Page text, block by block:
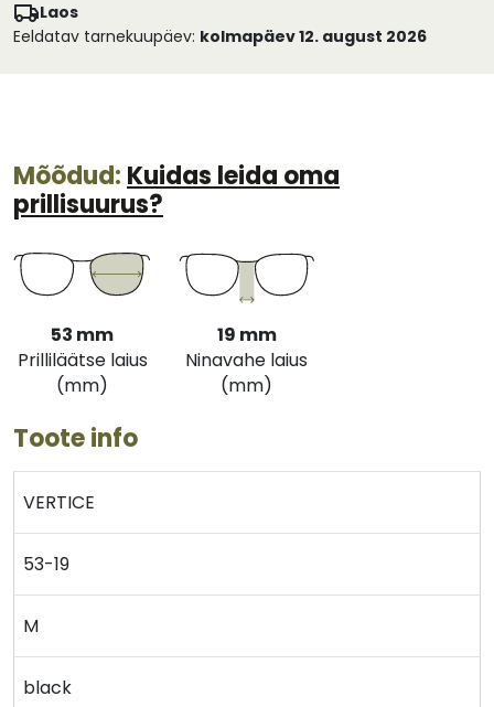
Laos
Eeldatav tarnekuupäev: kolmapäev 12. august 2026
Mõõdud: Kuidas leida oma
prillisuurus?
53 mm
Prilliläätse laius
(mm)
19 mm
Ninavahe laius
(mm)
Toote info
VERTICE
53-19
M
black